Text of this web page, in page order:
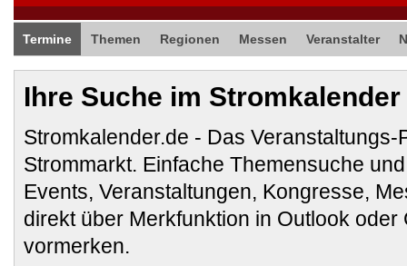
Termine Themen Regionen Messen Veranstalter
Ihre Suche im Stromkalender
Stromkalender.de - Das Veranstaltungs-
Strommarkt. Einfache Themensuche
Events, Veranstaltungen, Kongresse,
direkt über Merkfunktion in Outlook oder
vormerken.